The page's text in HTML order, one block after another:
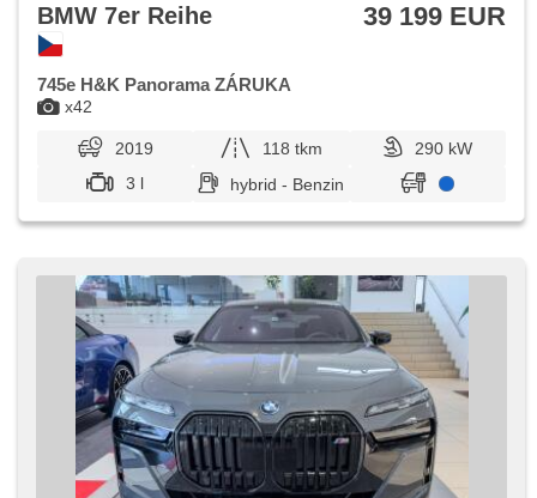
x42
BMW 7er Reihe 39 199 EUR
745e H&K Panorama ZÁRUKA
2019 118 tkm
290 kW
3 l
hybrid - Benzin